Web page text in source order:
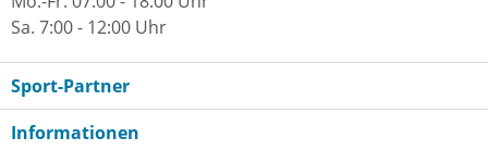
Sa. 7:00 - 12:00 Uhr
Sport-Partner
Informationen